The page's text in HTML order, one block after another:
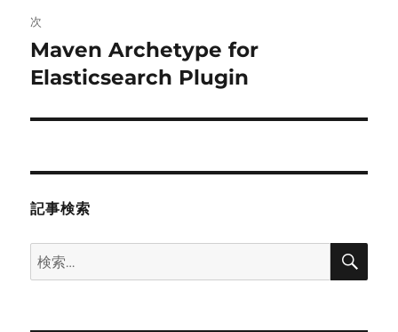
ゲ
ー
ン
次
次
の
稿:
Maven Archetype for
Elasticsearch Plugin
記事検索
検
索:
検